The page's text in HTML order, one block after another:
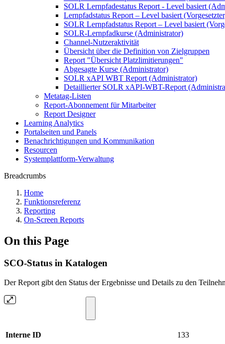
SOLR Lernpfadestatus Report - Level basiert
Lernpfadstatus Report – Level basiert
SOLR Lernpfadstatus Report – Level basiert
SOLR-Lernpfadkurse (Administrator)
Channel-Nutzeraktivität
Übersicht über die Definition von Zielgruppen
Report "Übersicht Platzlimitierungen"
Abgesagte Kurse (Administrator)
SOLR xAPI WBT Report (Administrator)
Detaillierter SOLR xAPI-WBT-Report
Metatag-Listen
Report-Abonnement für Mitarbeiter
Report Designer
Learning Analytics
Portalseiten und Panels
Benachrichtigungen und Kommunikation
Resourcen
Systemplattform-Verwaltung
Breadcrumbs
Home
Funktionsreferenz
Reporting
On-Screen Reports
On this Page
SCO-Status in Katalogen
Der Report gibt den Status der Ergebnisse und Details zu den
Interne ID 133